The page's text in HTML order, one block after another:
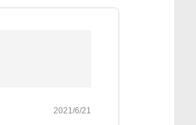
2021/6/21